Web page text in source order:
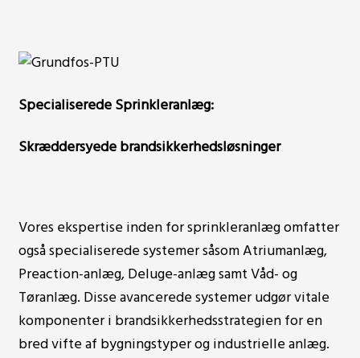
Specialiserede Sprinkleranlæg:
Skræddersyede brandsikkerhedsløsninger
Vores ekspertise inden for sprinkleranlæg omfatter
også specialiserede systemer såsom Atriumanlæg,
Preaction-anlæg, Deluge-anlæg samt Våd- og
Tøranlæg. Disse avancerede systemer udgør vitale
komponenter i brandsikkerhedsstrategien for en
bred vifte af bygningstyper og industrielle anlæg.